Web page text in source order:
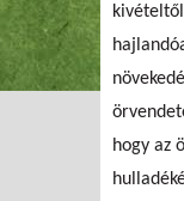
hogy az